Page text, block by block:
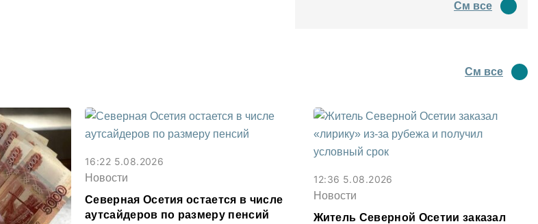
См все
См все
16:22 5.08.2026
Новости
Северная Осетия остается в числе
аутсайдеров по размеру пенсий
12:36 5.08.2026
Новости
Житель Северной Осетии заказал